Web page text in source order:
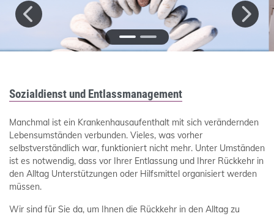
Sozialdienst und Entlassmanagement
Manchmal ist ein Krankenhausaufenthalt mit sich verändernden
Lebensumständen verbunden. Vieles, was vorher
selbstverständlich war, funktioniert nicht mehr. Unter Umständen
ist es notwendig, dass vor Ihrer Entlassung und Ihrer Rückkehr in
den Alltag Unterstützungen oder Hilfsmittel organisiert werden
müssen.
Wir sind für Sie da, um Ihnen die Rückkehr in den Alltag zu